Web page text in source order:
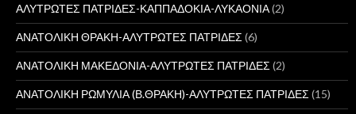
ΑΛΥΤΡΩΤΕΣ ΠΑΤΡΙΔΕΣ-ΚΑΠΠΑΔΟΚΙΑ-ΛΥΚΑΟΝΙΑ(2)
ΑΝΑΤΟΛΙΚΗ ΘΡΑΚΗ-ΑΛΥΤΡΩΤΕΣ ΠΑΤΡΙΔΕΣ (6)
ΑΝΑΤΟΛΙΚΗ ΜΑΚΕΔΟΝΙΑ-ΑΛΥΤΡΩΤΕΣ ΠΑΤΡΙΔΕΣ (2)
ΑΝΑΤΟΛΙΚΗ ΡΩΜΥΛΙΑ (Β.ΘΡΑΚΗ)-ΑΛΥΤΡΩΤΕΣ ΠΑΤΡΙΔΕΣ (15)